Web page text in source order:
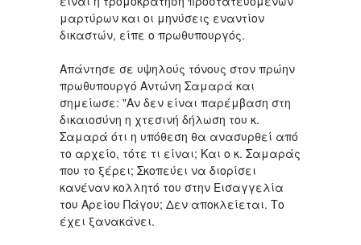
μαρτύρων και οι μηνύσεις εναντίον
δικαστών, είπε ο πρωθυπουργός.
Απάντησε σε υψηλούς τόνους στον πρώην
πρωθυπουργό Αντώνη Σαμαρά και
σημείωσε: "Αν δεν είναι παρέμβαση στη
δικαιοσύνη η χτεσινή δήλωση του κ.
Σαμαρά ότι η υπόθεση θα ανασυρθεί από
το αρχείο, τότε τι είναι; Και ο κ. Σαμαράς
που το ξέρει; Σκοπεύει να διορίσει
κανέναν κολλητό του στην Εισαγγελία
του Αρείου Πάγου; Δεν αποκλείεται. Το
έχει ξανακάνει.